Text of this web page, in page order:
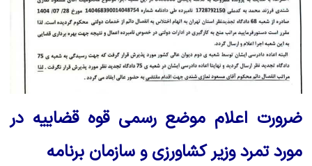
ضرورت اعلام موضع رسمی قوه قضاییه در
مورد تمرد وزیر کشاورزی و سازمان برنامه